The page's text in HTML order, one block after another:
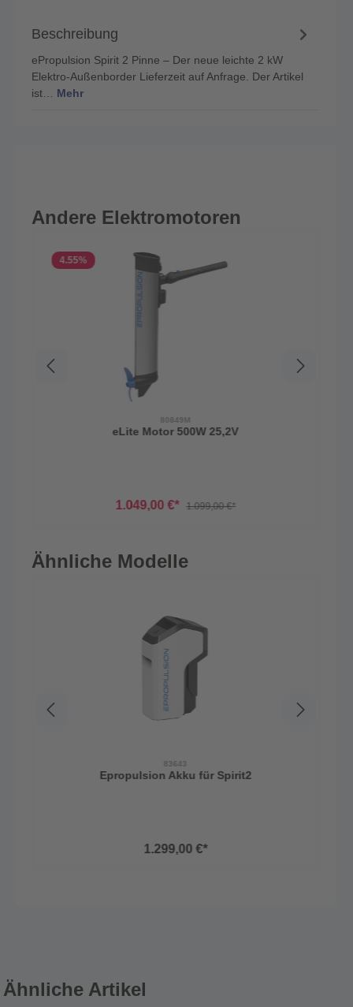
Beschreibung
ePropulsion Spirit 2 Pinne – Der neue leichte 2 kW
Elektro-Außenborder Lieferzeit auf Anfrage. Der Artikel
ist… Mehr
Andere Elektromotoren
4.55%
80849M
eLite Motor 500W 25,2V
1.049,00 €* 1.099,00 €*
Ähnliche Modelle
83643
Epropulsion Akku für Spirit2
1.299,00 €*
Ähnliche Artikel